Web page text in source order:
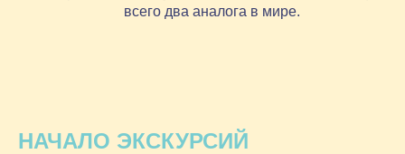
всего два аналога в мире.
НАЧАЛО ЭКСКУРСИЙ